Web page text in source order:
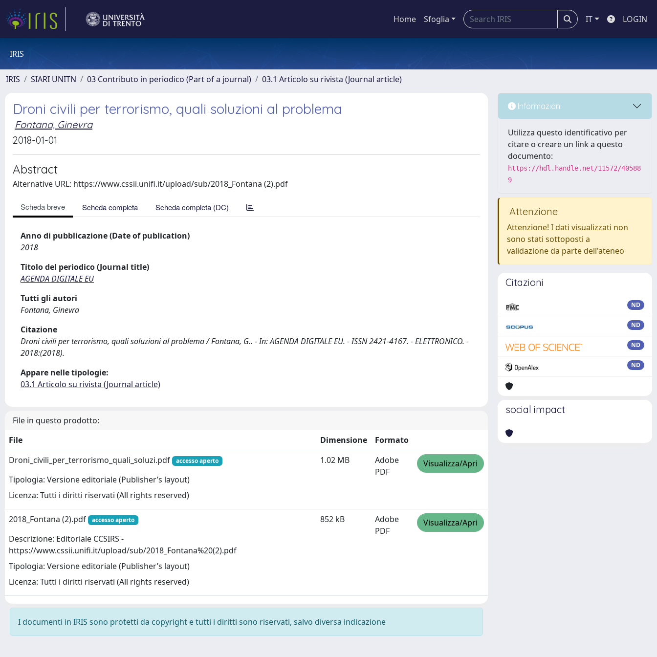
Home Sfoglia IT LOGIN
IRIS
IRIS SIARI UNITN 03 Contributo in periodico (Part of a journal) 03.1 Articolo su rivista (Journal article)
Droni civili per terrorismo, quali soluzioni al problema
Fontana, Ginevra
2018-01-01
Abstract
Alternative URL: https://www.cssii.unifi.it/upload/sub/2018_Fontana (2).pdf
Scheda breve Scheda completa Scheda completa (DC)
Anno di pubblicazione (Date of publication)
2018
Titolo del periodico (Journal title)
AGENDA DIGITALE EU
Tutti gli autori
Fontana, Ginevra
Citazione
Droni civili per terrorismo, quali soluzioni al problema / Fontana, G.. - In: AGENDA DIGITALE EU. - ISSN 2421-4167. - ELETTRONICO. -
2018:(2018).
Appare nelle tipologie:
03.1 Articolo su rivista (Journal article)
File in questo prodotto:
File
Dimensione
Formato
Droni_civili_per_terrorismo_quali_soluzi.pdf
accesso aperto
Tipologia: Versione editoriale (Publisher’s layout)
Licenza: Tutti i diritti riservati (All rights reserved)
1.02 MB
Adobe
PDF
Visualizza/Apri
2018_Fontana (2).pdf accesso aperto
Descrizione: Editoriale CCSIRS -
https://www.cssii.unifi.it/upload/sub/2018_Fontana%20(2).pdf
Tipologia: Versione editoriale (Publisher’s layout)
Licenza: Tutti i diritti riservati (All rights reserved)
852 kB
Adobe
PDF
Visualizza/Apri
I documenti in IRIS sono protetti da copyright e tutti i diritti sono riservati, salvo diversa indicazione
Informazioni
Utilizza questo identificativo per
citare o creare un link a questo
documento:
https://hdl.handle.net/11572/40588
9
Attenzione
Attenzione! I dati visualizzati non
sono stati sottoposti a
validazione da parte dell'ateneo
Citazioni
ND
ND
ND
ND
social impact